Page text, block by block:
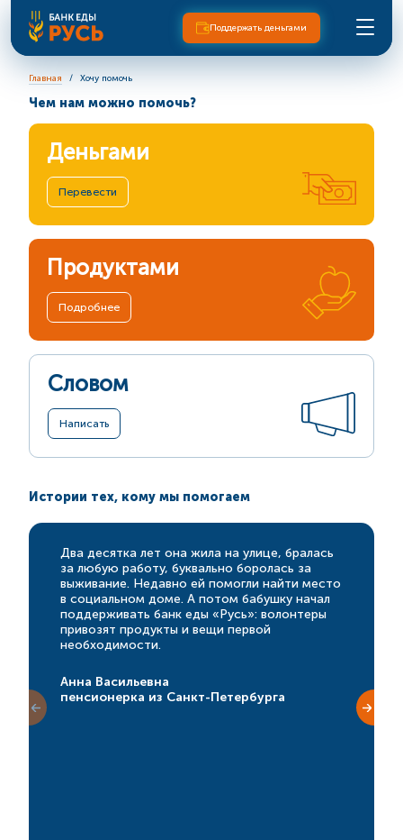
Поддержать деньгами
Главная Хочу помочь
Чем нам можно помочь?
Деньгами
Перевести
Продуктами
Подробнее
Словом
Написать
Истории тех, кому мы помогаем
Два десятка лет она жила на улице, бралась
за любую работу, буквально боролась за
выживание. Недавно ей помогли найти место
в социальном доме. А потом бабушку начал
поддерживать банк еды «Русь»: волонтеры
привозят продукты и вещи первой
необходимости.
Анна Васильевна
пенсионерка из Санкт-Петербурга